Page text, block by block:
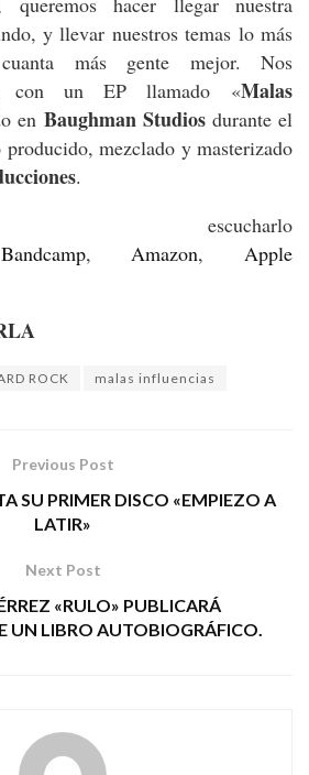
y llevar nuestros temas lo más
más gente mejor. Nos
con un EP llamado «Malas
en Baughman Studiosdurante el
mezclado y masterizado
.
escucharlo
Bandcamp,Amazon, Apple
ROCK malas influencias
Previous Post
SU PRIMER DISCO «EMPIEZO A
LATIR»
Next Post
«RULO» PUBLICARÁ
UN LIBRO AUTOBIOGRÁFICO.